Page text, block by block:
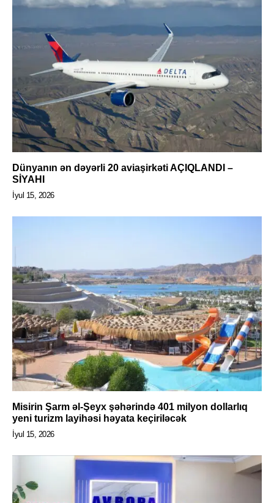
Dünyanın ən dəyərli 20 aviaşirkəti AÇIQLANDI –
SİYAHI
İyul 15, 2026
Misirin Şarm əl-Şeyx şəhərində 401 milyon dollarlıq
yeni turizm layihəsi həyata keçiriləcək
İyul 15, 2026